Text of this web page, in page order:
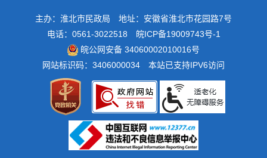
主办：淮北市民政局
地址：安徽省淮北市花园路7号
电话：0561-3022518
皖ICP备19009743号-1
皖公网安备 34060002010016号
网站标识码：3406000034
本站已支持IPV6访问